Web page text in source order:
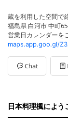
蔵を利用した空間で
福島県 白河市 中町
営業日カレンダーを
maps.app.goo.gl/
Chat
日本料理楓によう